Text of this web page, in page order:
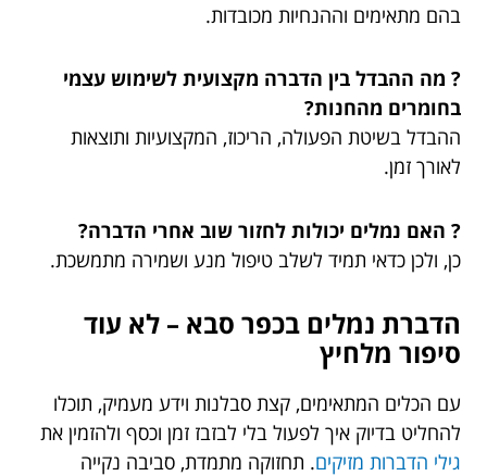
בהם מתאימים וההנחיות מכובדות.
? מה ההבדל בין הדברה מקצועית לשימוש עצמי
בחומרים מהחנות?
ההבדל בשיטת הפעולה, הריכוז, המקצועיות ותוצאות
לאורך זמן.
? האם נמלים יכולות לחזור שוב אחרי הדברה?
כן, ולכן כדאי תמיד לשלב טיפול מנע ושמירה מתמשכת.
הדברת נמלים בכפר סבא – לא עוד
סיפור מלחיץ
עם הכלים המתאימים, קצת סבלנות וידע מעמיק, תוכלו
להחליט בדיוק איך לפעול בלי לבזבז זמן וכסף ולהזמין את
גילי הדברות מזיקים. תחזוקה מתמדת, סביבה נקייה